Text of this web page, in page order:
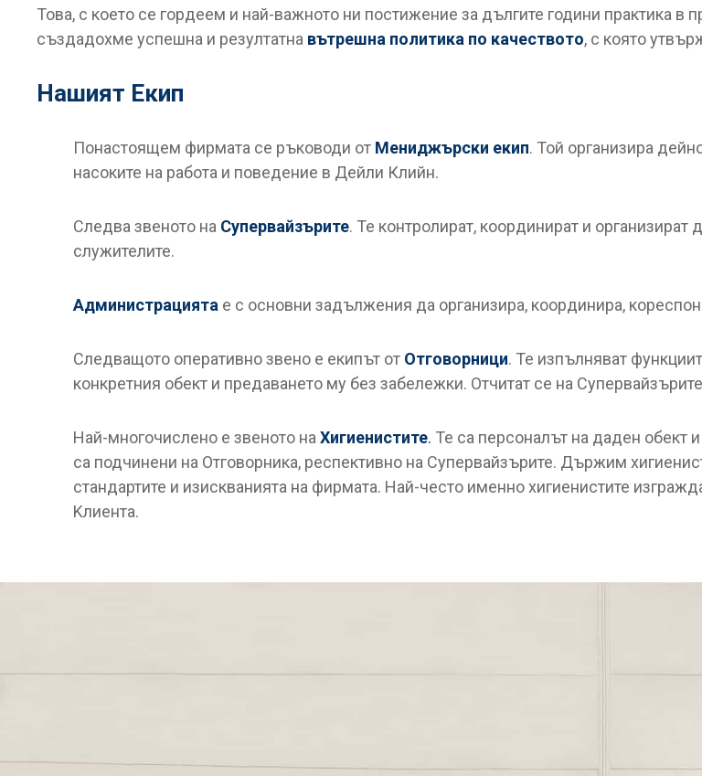
Това, с което се гордеем и най-важното ни постижение за дългите години практика
създадохме успешна и резултатна вътрешна политика по качеството, с която
Нашият Екип
Понастоящем фирмата се ръководи от Мениджърски екип. Той организира
насоките на работа и поведение в Дейли Клийн.
Следва звеното на Супервайзърите. Те контролират, координират и
служителите.
Администрацията е с основни задължения да организира, координира,
Следващото оперативно звено е екипът от Отговорници. Те изпълняват
конкретния обект и предаването му без забележки. Отчитат се на
Най-многочислено е звеното на Хигиенистите. Те са персоналът на даден обект
са подчинени на Отговорника, респективно на Супервайзърите. Държим
стандартите и изискванията на фирмата. Най-често именно хигиенистите
Kлиента.